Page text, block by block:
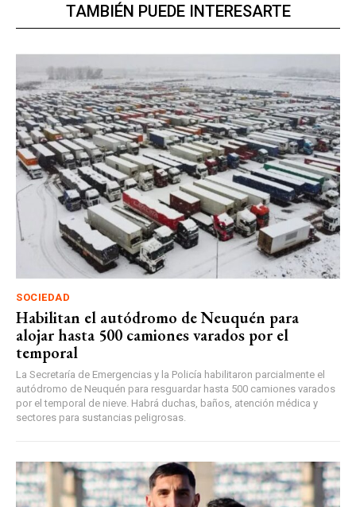
TAMBIÉN PUEDE INTERESARTE
SOCIEDAD
Habilitan el autódromo de Neuquén para
alojar hasta 500 camiones varados por el
temporal
La Secretaría de Emergencias y la Policía habilitaron parcialmente el
autódromo de Neuquén para resguardar hasta 500 camiones varados
por el temporal de nieve. Habrá duchas, baños, atención médica y
sectores para sustancias peligrosas.